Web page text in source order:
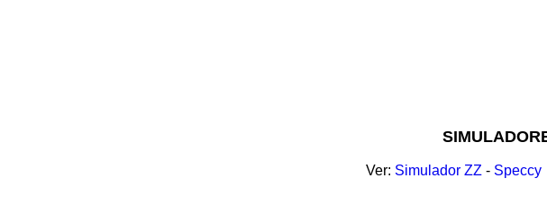
Ver: Simulador ZZ - Speccy